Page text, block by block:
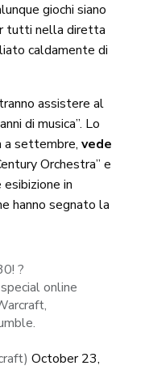
giochi siano
tutti nella diretta
caldamente di
assistere al
di musica”. Lo
a settembre,vede
Orchestra” e
in
hanno segnato la
?
online
October 23,